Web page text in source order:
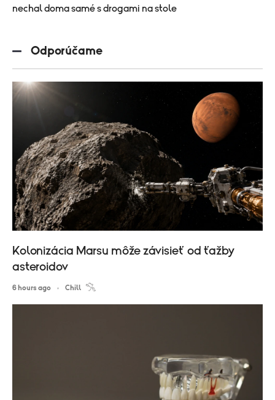
nechal doma samé s drogami na stole
Odporúčame
Kolonizácia Marsu môže závisieť od ťažby
asteroidov
6 hours ago Chill